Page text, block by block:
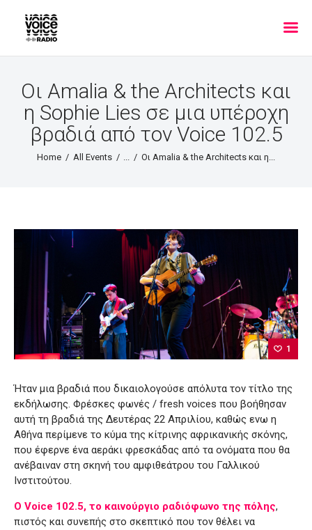
Οι Amalia & the Architects και
η Sophie Lies σε μια υπέροχη
βραδιά από τον Voice 102.5
Home All Events Οι Amalia & the Architects και η...
1
Ήταν μια βραδιά που δικαιολογούσε απόλυτα τον τίτλο της
εκδήλωσης. Φρέσκες φωνές / fresh voices που βοήθησαν
αυτή τη βραδιά της Δευτέρας 22 Απριλίου, καθώς ενω η
Αθήνα περίμενε το κύμα της κίτρινης αφρικανικής σκόνης,
που έφερνε ένα αεράκι φρεσκάδας από τα ονόματα που θα
ανέβαιναν στη σκηνή του αμφιθεάτρου του Γαλλικού
Ινστιτούτου.
Ο Voice 102.5, το καινούργιο ραδιόφωνο της πόλης,
πιστός και συνεπής στο σκεπτικό που τον θέλει να